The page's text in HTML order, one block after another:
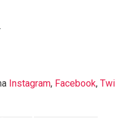
.
Instagram, Facebook,